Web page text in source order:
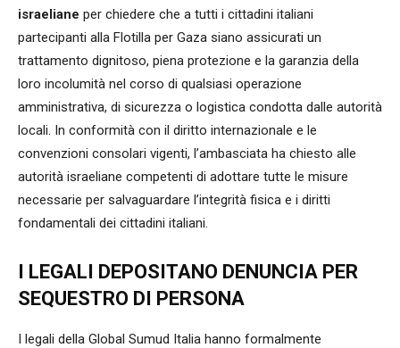
israeliane per chiedere che a tutti i cittadini italiani
partecipanti alla Flotilla per Gaza siano assicurati un
trattamento dignitoso, piena protezione e la garanzia della
loro incolumità nel corso di qualsiasi operazione
amministrativa, di sicurezza o logistica condotta dalle autorità
locali. In conformità con il diritto internazionale e le
convenzioni consolari vigenti, l’ambasciata ha chiesto alle
autorità israeliane competenti di adottare tutte le misure
necessarie per salvaguardare l’integrità fisica e i diritti
fondamentali dei cittadini italiani.
I LEGALI DEPOSITANO DENUNCIA PER
SEQUESTRO DI PERSONA
I legali della Global Sumud Italia hanno formalmente